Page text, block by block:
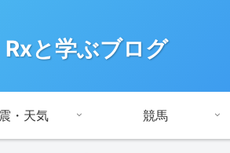
Rxと学ぶブログ
・天気 競馬